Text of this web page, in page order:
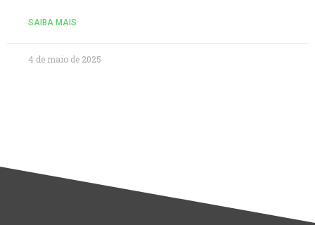
SAIBA MAIS
4 de maio de 2025